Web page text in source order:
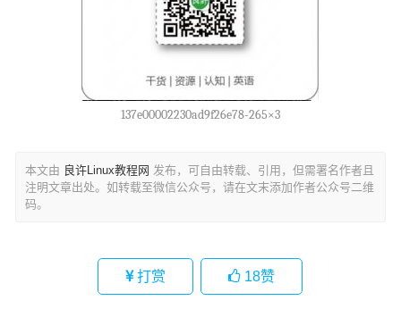
137e00002230ad9f26e78-265×3
本文由 良许Linux教程网 发布，可自由转载、引用，但需署名作者且
注明文章出处。如转载至微信公众号，请在文末添加作者公众号二维
码。
打赏 18赞